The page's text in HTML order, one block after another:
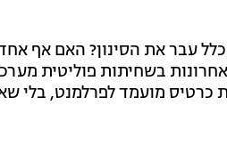
עבר את הסינון? האם אף
בשחיתות פוליטית
כרטיס מועמד לפרלמנט, בלי